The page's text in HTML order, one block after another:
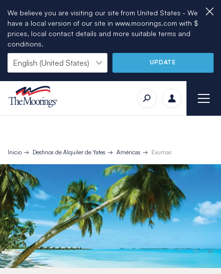
We believe you are visiting our site from United States - We
have a local version of our site in www.moorings.com with $
prices, local contact details and more suitable terms and
conditions.
UPDATE
Inicio Destinos de Alquiler de Yates Américas Exumas